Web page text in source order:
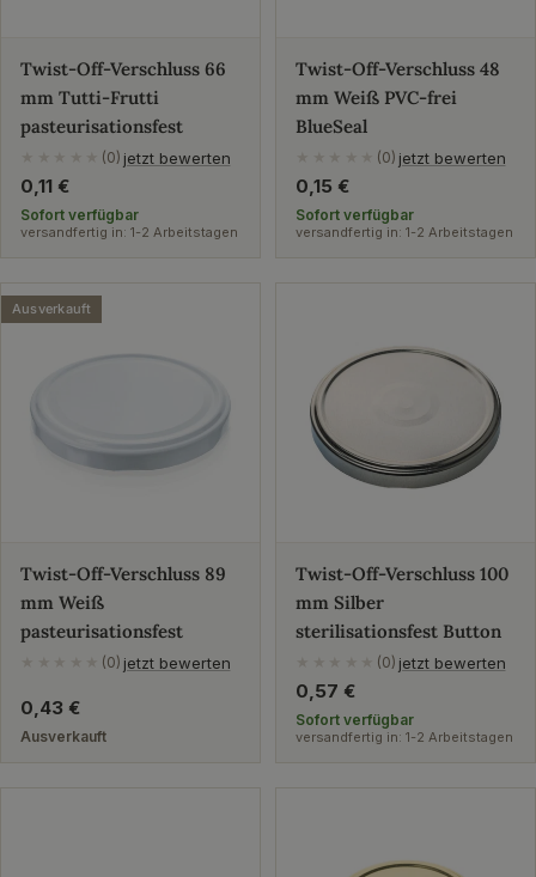
Twist-Off-Verschluss 66
mm Tutti-Frutti
pasteurisationsfest
(0) jetzt bewerten
Regulärer
Preis
0,11 €
Sofort verfügbar
versandfertig in: 1-2 Arbeitstagen
Twist-Off-Verschluss 48
mm Weiß PVC-frei
BlueSeal
(0) jetzt bewerten
Regulärer
Preis
0,15 €
Sofort verfügbar
versandfertig in: 1-2 Arbeitstagen
Ausverkauft
Twist-Off-Verschluss 89
mm Weiß
pasteurisationsfest
(0) jetzt bewerten
Regulärer
Preis
0,43 €
Ausverkauft
Twist-Off-Verschluss 100
mm Silber
sterilisationsfest Button
(0) jetzt bewerten
Regulärer
Preis
0,57 €
Sofort verfügbar
versandfertig in: 1-2 Arbeitstagen